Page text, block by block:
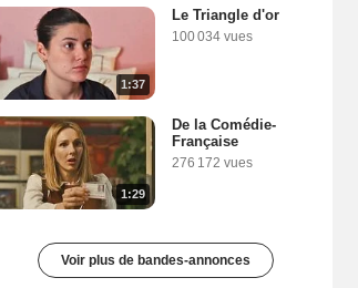
1:37
Le Triangle d'or
100 034 vues
1:29
De la Comédie-
Française
276 172 vues
Voir plus de bandes-annonces